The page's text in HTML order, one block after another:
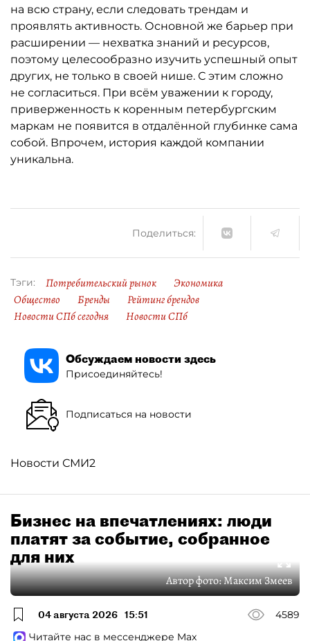
на всю страну, если следовать трендам и
проявлять активность. Основной же барьер при
расширении — нехватка знаний и ресурсов,
поэтому целесообразно изучить успешный опыт
других, не только в своей нише. С этим сложно
не согласиться. При всём уважении к городу,
приверженность к коренным петербургским
маркам не появится в отдалённой глубинке сама
собой. Впрочем, история каждой компании
уникальна.
Поделиться:
Тэги: Потребительский рынок
Экономика
Общество
Бренды
Рейтинг брендов
Новости СПб сегодня
Новости СПб
Обсуждаем новости здесь
Присоединяйтесь!
Подписаться на новости
Новости СМИ2
Бизнес на впечатлениях: люди
платят за событие, собранное
для них
Автор фото:Максим Змеев
04 августа 2026 15:51
4589
Читайте нас в мессенджере Max